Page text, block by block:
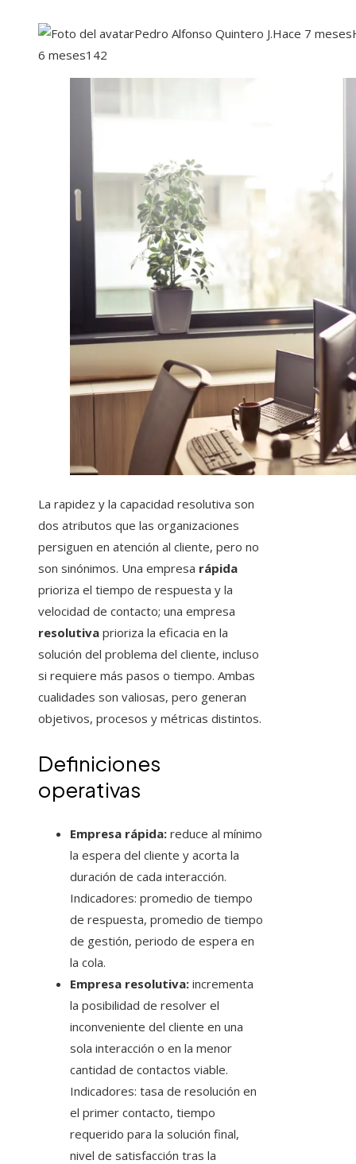
Pedro Alfonso Quintero J.Hace 7 meses
6 meses142
La rapidez y la capacidad resolutiva son
dos atributos que las organizaciones
persiguen en atención al cliente, pero no
son sinónimos. Una empresa rápida
prioriza el tiempo de respuesta y la
velocidad de contacto; una empresa
resolutiva prioriza la eficacia en la
solución del problema del cliente, incluso
si requiere más pasos o tiempo. Ambas
cualidades son valiosas, pero generan
objetivos, procesos y métricas distintos.
Definiciones
operativas
Empresa rápida: reduce al mínimo
la espera del cliente y acorta la
duración de cada interacción.
Indicadores: promedio de tiempo
de respuesta, promedio de tiempo
de gestión, periodo de espera en
la cola.
Empresa resolutiva: incrementa
la posibilidad de resolver el
inconveniente del cliente en una
sola interacción o en la menor
cantidad de contactos viable.
Indicadores: tasa de resolución en
el primer contacto, tiempo
requerido para la solución final,
nivel de satisfacción tras la